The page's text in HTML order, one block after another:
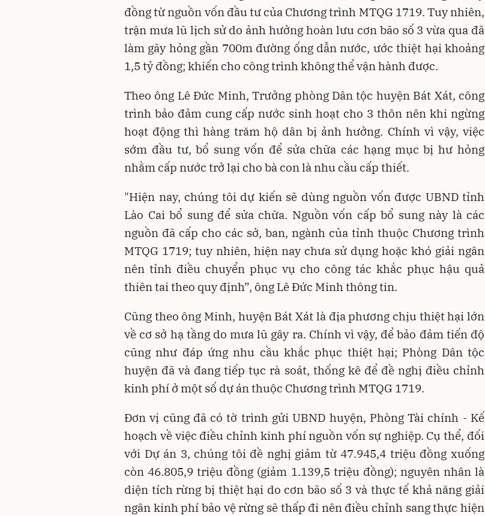
đồng từ nguồn vốn đầu tư của Chương trình MTQG 1719. Tuy nhiên,
trận mưa lũ lịch sử do ảnh hưởng hoàn lưu cơn bão số 3 vừa qua đã
làm gãy hỏng gần 700m đường ống dẫn nước, ước thiệt hại khoảng
1,5 tỷ đồng; khiến cho công trình không thể vận hành được.
Theo ông Lê Đức Minh, Trưởng phòng Dân tộc huyện Bát Xát, công
trình bảo đảm cung cấp nước sinh hoạt cho 3 thôn nên khi ngừng
hoạt động thì hàng trăm hộ dân bị ảnh hưởng. Chính vì vậy, việc
sớm đầu tư, bổ sung vốn để sửa chữa các hạng mục bị hư hỏng
nhằm cấp nước trở lại cho bà con là nhu cầu cấp thiết.
"Hiện nay, chúng tôi dự kiến sẽ dùng nguồn vốn được UBND tỉnh
Lào Cai bổ sung để sửa chữa. Nguồn vốn cấp bổ sung này là các
nguồn đã cấp cho các sở, ban, ngành của tỉnh thuộc Chương trình
MTQG 1719; tuy nhiên, hiện nay chưa sử dụng hoặc khó giải ngân
nên tỉnh điều chuyển phục vụ cho công tác khắc phục hậu quả
thiên tai theo quy định”, ông Lê Đức Minh thông tin.
Cũng theo ông Minh, huyện Bát Xát là địa phương chịu thiệt hại lớn
về cơ sở hạ tầng do mưa lũ gây ra. Chính vì vậy, để bảo đảm tiến độ
cũng như đáp ứng nhu cầu khắc phục thiệt hại; Phòng Dân tộc
huyện đã và đang tiếp tục rà soát, thống kê để đề nghị điều chỉnh
kinh phí ở một số dự án thuộc Chương trình MTQG 1719.
Đơn vị cũng đã có tờ trình gửi UBND huyện, Phòng Tài chính - Kế
hoạch về việc điều chỉnh kinh phí nguồn vốn sự nghiệp. Cụ thể, đối
với Dự án 3, chúng tôi đề nghị giảm từ 47.945,4 triệu đồng xuống
còn 46.805,9 triệu đồng (giảm 1.139,5 triệu đồng); nguyên nhân là
diện tích rừng bị thiệt hại do cơn bão số 3 và thực tế khả năng giải
ngân kinh phí bảo vệ rừng sẽ thấp đi nên điều chỉnh sang thực hiện